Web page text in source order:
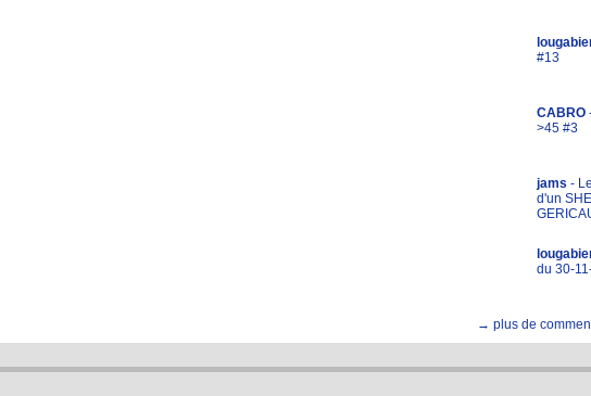
#13
CABRO
>45 #3
jams -
d'un
du 30-
→ plus de